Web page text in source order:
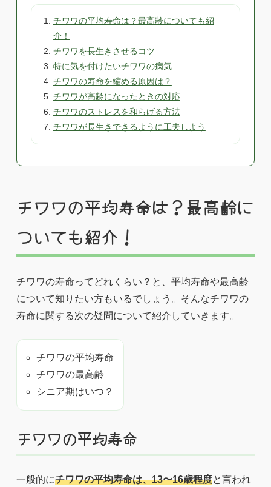
チワワの平均寿命は？最高齢についても紹
介！
チワワを長生きさせるコツ
特に気を付けたいチワワの病気
チワワの寿命を縮める原因は？
チワワが高齢になったときの対応
チワワのストレスを和らげる方法
チワワが長生きできるように工夫しよう
チワワの平均寿命は？最高齢に
ついても紹介！
チワワの寿命ってどれくらい？と、平均寿命や最高齢
について知りたい方もいるでしょう。そんなチワワの
寿命に関する次の疑問について紹介していきます。
チワワの平均寿命
チワワの最高齢
シニア期はいつ？
チワワの平均寿命
一般的にチワワの平均寿命は、13〜16歳程度と言われ